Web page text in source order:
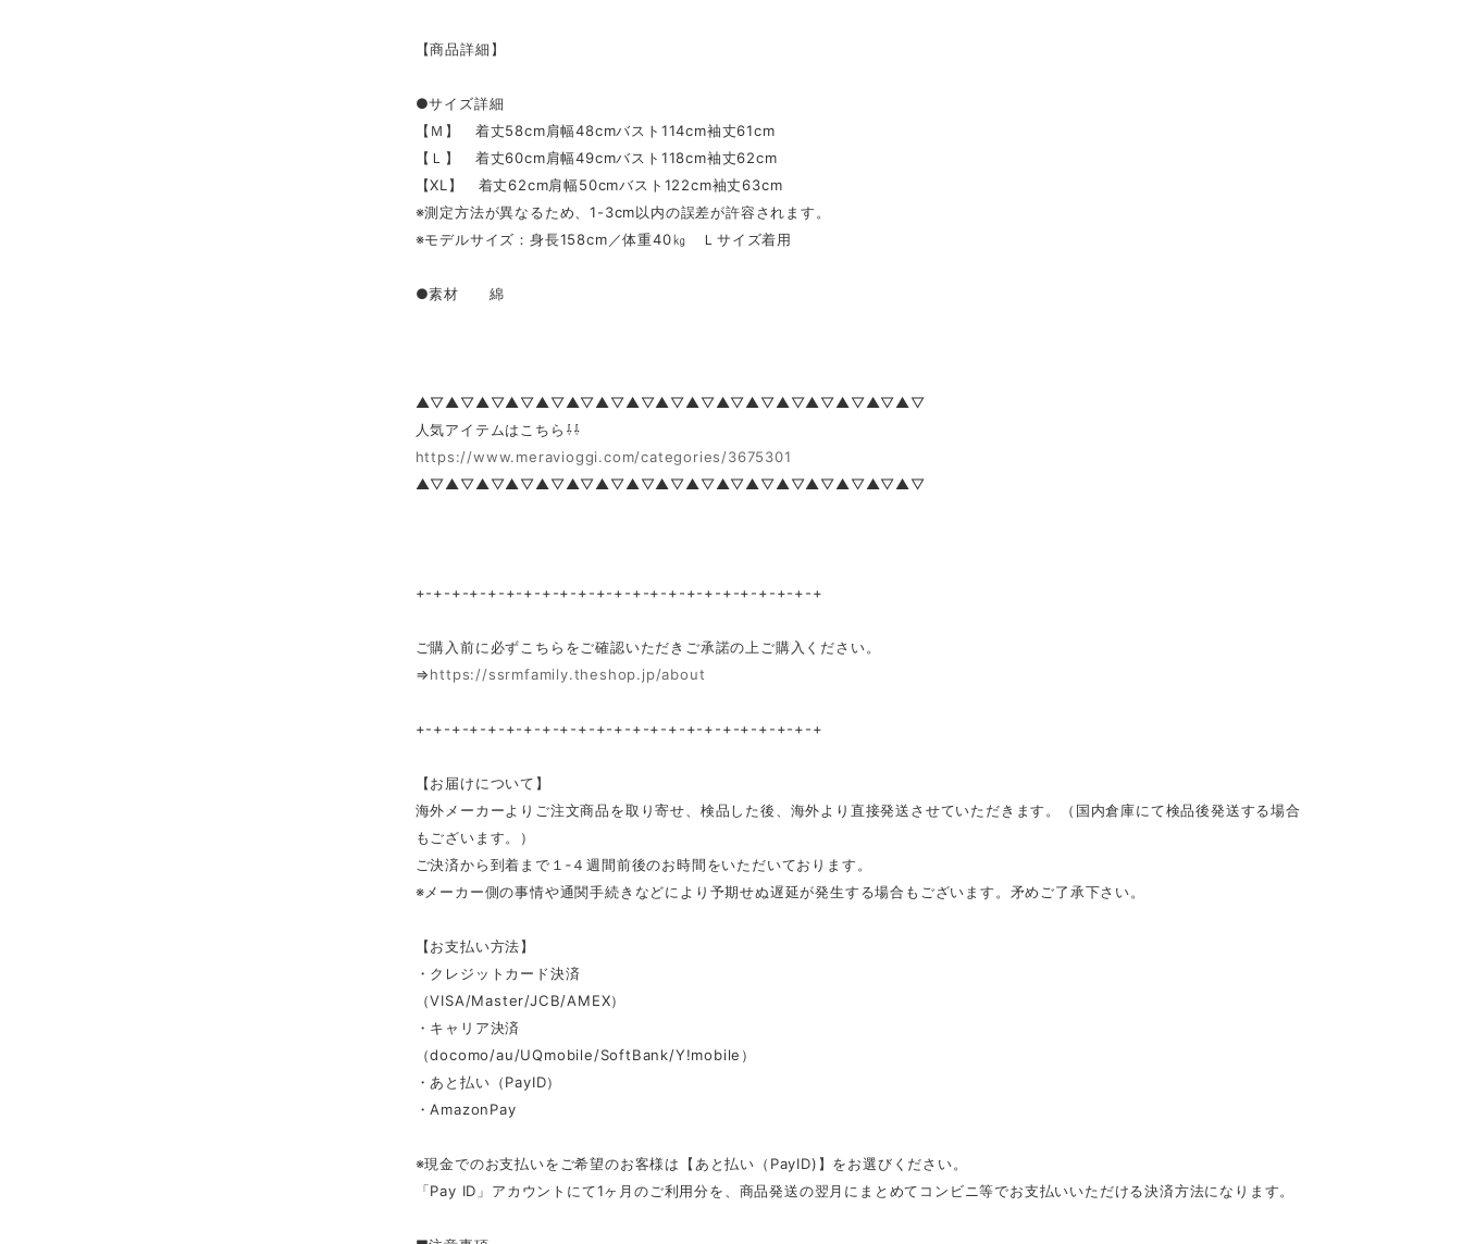
【商品詳細】
●サイズ詳細
【Ｍ】 着丈58cm肩幅48cmバスト114cm袖丈61cm
【Ｌ】 着丈60cm肩幅49cmバスト118cm袖丈62cm
【XL】 着丈62cm肩幅50cmバスト122cm袖丈63cm
※測定方法が異なるため、1-3cm以内の誤差が許容されます。
※モデルサイズ：身長158cm／体重40㎏ Ｌサイズ着用
●素材 綿
▲▽▲▽▲▽▲▽▲▽▲▽▲▽▲▽▲▽▲▽▲▽▲▽▲▽▲▽▲▽▲▽▲▽
人気アイテムはこちら⇩⇩
https://www.meravioggi.com/categories/3675301
▲▽▲▽▲▽▲▽▲▽▲▽▲▽▲▽▲▽▲▽▲▽▲▽▲▽▲▽▲▽▲▽▲▽
+-+-+-+-+-+-+-+-+-+-+-+-+-+-+-+-+-+-+-+-+-+-+
ご購入前に必ずこちらをご確認いただきご承諾の上ご購入ください。
⇒https://ssrmfamily.theshop.jp/about
+-+-+-+-+-+-+-+-+-+-+-+-+-+-+-+-+-+-+-+-+-+-+
【お届けについて】
海外メーカーよりご注文商品を取り寄せ、検品した後、海外より直接発送させていただきます。（国内倉庫にて検品後発送する場合
もございます。）
ご決済から到着まで１‐４週間前後のお時間をいただいております。
※メーカー側の事情や通関手続きなどにより予期せぬ遅延が発生する場合もございます。矛めご了承下さい。
【お支払い方法】
・クレジットカード決済
（VISA/Master/JCB/AMEX）
・キャリア決済
（docomo/au/UQmobile/SoftBank/Y!mobile）
・あと払い（PayID）
・AmazonPay
※現金でのお支払いをご希望のお客様は【あと払い（PayID)】をお選びください。
「Pay ID」アカウントにて1ヶ月のご利用分を、商品発送の翌月にまとめてコンビニ等でお支払いいただける決済方法になります。